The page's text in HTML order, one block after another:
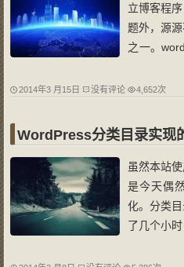
立博客程
题外，源
之一。
件数量巨
件找出所
2014年3 月15日 没有评论 4,652次
WordPress分类目录实现
虽然本站
是今天偶
化。分类
了几个小